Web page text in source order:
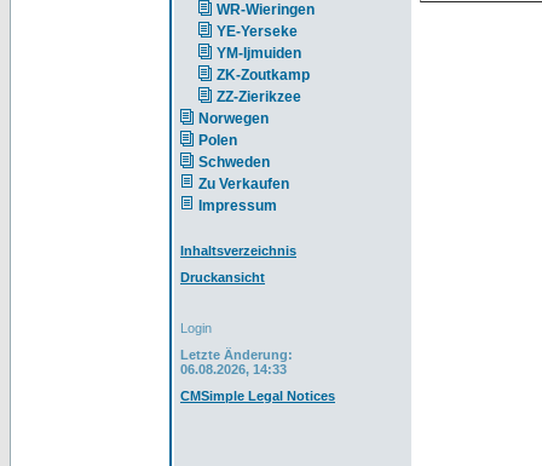
WR-Wieringen
YE-Yerseke
YM-Ijmuiden
ZK-Zoutkamp
ZZ-Zierikzee
Norwegen
Polen
Schweden
Zu Verkaufen
Impressum
Inhaltsverzeichnis
Druckansicht
Login
Letzte Änderung:
06.08.2026, 14:33
CMSimple Legal Notices